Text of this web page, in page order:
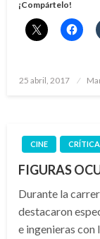
¡Compártelo!
Publicado
25 abril, 2017
CINE
FIGURAS
Durante la
destacaron
e ingenieras con